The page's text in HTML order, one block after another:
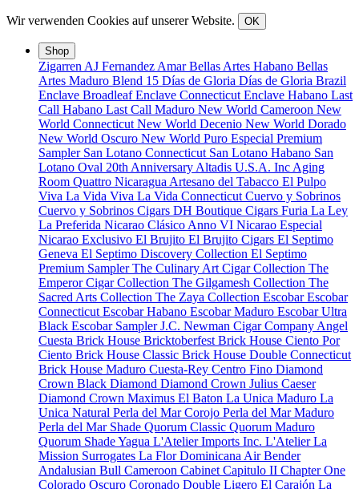
Wir verwenden Cookies auf unserer Website. OK
Shop
Zigarren AJ Fernandez AmarBellas Artes Habano Bellas
Artes Maduro Blend 15 Días de Gloria Días de Gloria Brazil
Enclave BroadleafEnclave Connecticut Enclave Habano Last
Call Habano Last Call Maduro New World Cameroon New
World Connecticut New World Decenio New World Dorado
New World Oscuro New World Puro Especial Premium
Sampler San Lotano Connecticut San Lotano Habano San
Lotano Oval 20th Anniversary Altadis U.S.A. Inc Aging
Room Quattro Nicaragua Artesano del Tabacco El Pulpo
Viva La Vida Viva La Vida Connecticut Cuervo y Sobrinos
Cuervo y Sobrinos Cigars DH Boutique Cigars Furia La Ley
La Preferida Nicarao Clásico Anno VI Nicarao Especial
Nicarao Exclusivo El Brujito El Brujito Cigars El Septimo
Geneva El Septimo Discovery Collection El Septimo
Premium SamplerThe Culinary Art Cigar Collection The
Emperor Cigar Collection The Gilgamesh Collection The
Sacred Arts Collection The Zaya Collection EscobarEscobar
Connecticut Escobar Habano Escobar Maduro Escobar Ultra
Black Escobar SamplerJ.C. Newman Cigar Company Angel
Cuesta Brick House Bricktoberfest Brick House Ciento Por
Ciento Brick House Classic Brick House Double Connecticut
Brick House Maduro Cuesta-Rey Centro Fino Diamond
Crown Black Diamond Diamond Crown Julius Caeser
Diamond Crown Maximus El Baton La Unica Maduro La
Unica Natural Perla del Mar Corojo Perla del Mar Maduro
Perla del Mar Shade Quorum Classic Quorum Maduro
Quorum ShadeYagua L'Atelier Imports Inc. L'AtelierLa
Mission Surrogates La Flor Dominicana Air Bender
Andalusian Bull Cameroon Cabinet Capitulo II Chapter One
Colorado Oscuro Coronado Double Ligero El Carajón La